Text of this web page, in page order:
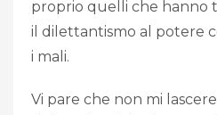
proprio quelli che hanno
il dilettantismo al potere
i mali.
Vi pare che non mi